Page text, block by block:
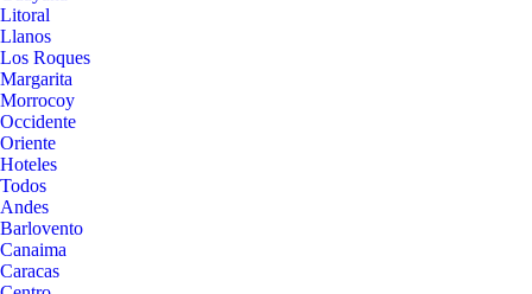
Litoral
Llanos
Los Roques
Margarita
Morrocoy
Occidente
Oriente
Hoteles
Todos
Andes
Barlovento
Canaima
Caracas